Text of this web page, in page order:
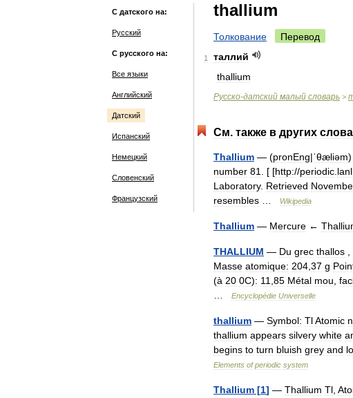
С датского на:
Русский
С русского на:
Все языки
Английский
Датский
Испанский
Немецкий
Словенский
Французский
thallium
Толкование Перевод
1
таллий
thallium
Русско-датский малый словарь >
См. также в других
Thallium — (pronEng|ˈθæliəm)
number 81 . [ [http://periodic lanl
Laboratory. Retrieved
resembles
Wikipedia
Thallium — Mercure ←
THALLIUM — Du grec thallos
Masse atomique: 204 37 g
(à 20 0C): 11 85 Métal mou
Encyclopédie Universelle
thallium — Symbol: TlAtomic
thallium appears silvery white
begins to turn bluish grey and
Elements of periodic system
Thallium [1] — Thallium Tl